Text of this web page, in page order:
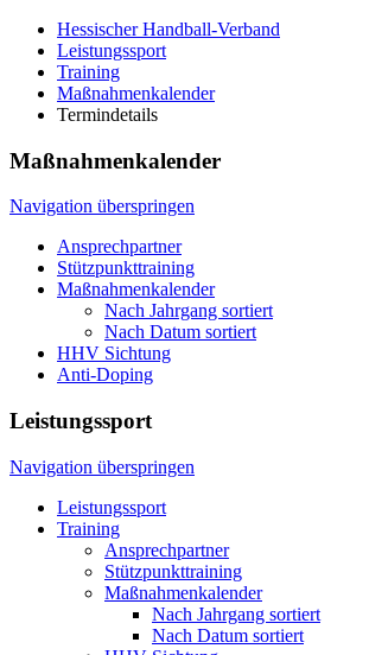
Hessischer Handball-Verband
Leistungssport
Training
Maßnahmenkalender
Termindetails
Maßnahmenkalender
Navigation überspringen
Ansprechpartner
Stützpunkttraining
Maßnahmenkalender
Nach Jahrgang sortiert
Nach Datum sortiert
HHV Sichtung
Anti-Doping
Leistungssport
Navigation überspringen
Leistungssport
Training
Ansprechpartner
Stützpunkttraining
Maßnahmenkalender
Nach Jahrgang sortiert
Nach Datum sortiert